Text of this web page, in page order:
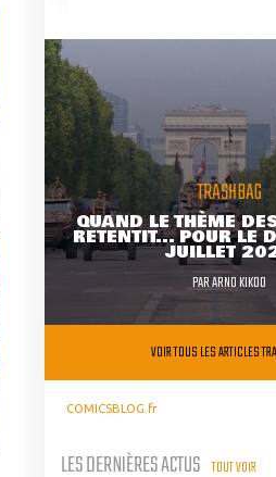
TRASHBAG
QUAND LE THÈME
RETENTIT... POUR LE
JUILLET
PARARNO KIKOO
VOIR TOUS LES ARTICLES
COMICSBLOG.fr
LES DERNIÈRES ACTUS TOUT VOIR